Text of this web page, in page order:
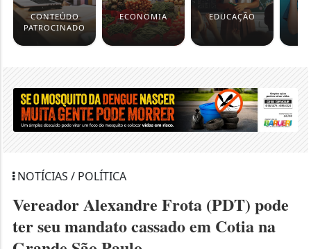
CONTEÚDO
PATROCINADO
ECONOMIA EDUCAÇÃO
NOTÍCIAS / POLÍTICA
Vereador Alexandre Frota (PDT) pode
ter seu mandato cassado em Cotia na